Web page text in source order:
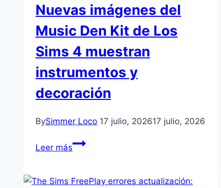
Nuevas imágenes del
Music Den Kit de Los
Sims 4 muestran
instrumentos y
decoración
BySimmer Loco 17 julio, 202617 julio, 2026
Leer másNuevas
Music